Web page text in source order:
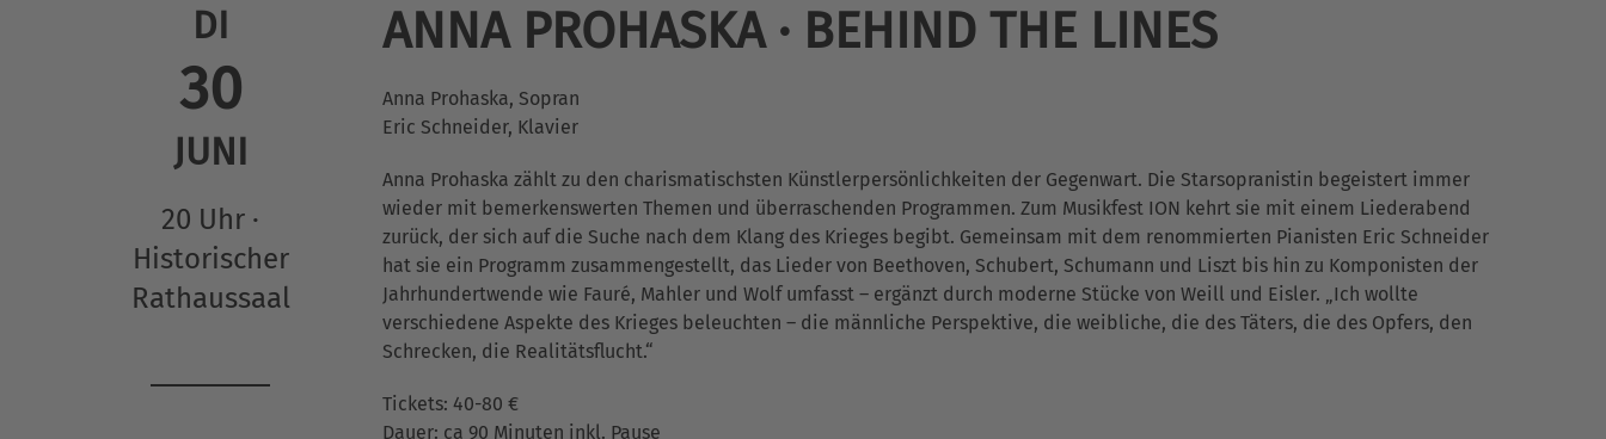
DI
30
JUNI
20 Uhr ·
Historischer
Rathaussaal
ANNA PROHASKA · BEHIND THE LINES
Anna Prohaska, Sopran
Eric Schneider, Klavier
Anna Prohaska zählt zu den charismatischsten Künstlerpersönlichkeiten der Gegenwart. Die Starsopranistin begeistert immer
wieder mit bemerkenswerten Themen und überraschenden Programmen. Zum Musikfest ION kehrt sie mit einem Liederabend
zurück, der sich auf die Suche nach dem Klang des Krieges begibt. Gemeinsam mit dem renommierten Pianisten Eric Schneider
hat sie ein Programm zusammengestellt, das Lieder von Beethoven, Schubert, Schumann und Liszt bis hin zu Komponisten der
Jahrhundertwende wie Fauré, Mahler und Wolf umfasst – ergänzt durch moderne Stücke von Weill und Eisler. „Ich wollte
verschiedene Aspekte des Krieges beleuchten – die männliche Perspektive, die weibliche, die des Täters, die des Opfers, den
Schrecken, die Realitätsflucht.“
Tickets: 40-80 €
Dauer: ca 90 Minuten inkl. Pause